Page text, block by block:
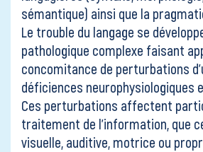
sémantique) ainsi que la
Le trouble du langage se
pathologique complexe faisant
concomitance de perturbations
déficiences neurophysiologiques
Ces perturbations affectent
traitement de l’information, que
visuelle, auditive, motrice ou